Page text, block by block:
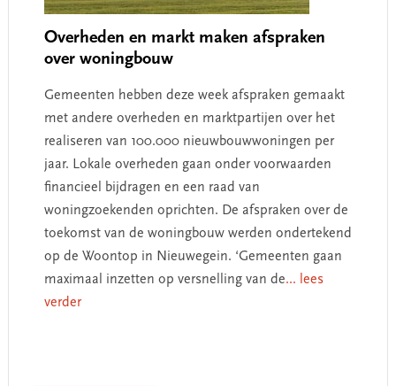
Overheden en markt maken afspraken
over woningbouw
Gemeenten hebben deze week afspraken gemaakt
met andere overheden en marktpartijen over het
realiseren van 100.000 nieuwbouwwoningen per
jaar. Lokale overheden gaan onder voorwaarden
financieel bijdragen en een raad van
woningzoekenden oprichten. De afspraken over de
toekomst van de woningbouw werden ondertekend
op de Woontop in Nieuwegein. ‘Gemeenten gaan
maximaal inzetten op versnelling van de... lees
verder